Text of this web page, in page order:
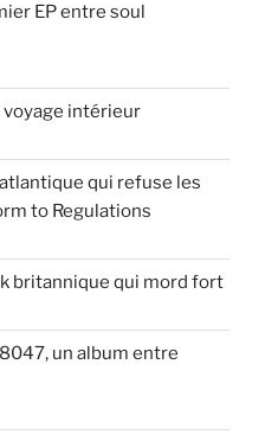
EP entre soul
voyage intérieur
qui refuse les
to Regulations
britannique qui mord fort
un album entre